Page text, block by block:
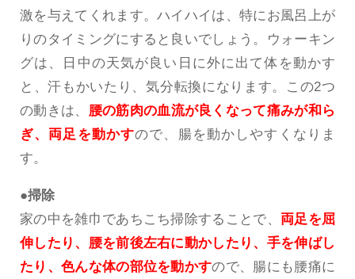
激を与えてくれます。ハイハイは、特にお風呂上が
りのタイミングにすると良いでしょう。ウォーキン
グは、日中の天気が良い日に外に出て体を動かす
と、汗もかいたり、気分転換になります。この2つ
の動きは、 腰の筋肉の血流が良くなって痛みが和ら
ぎ、両足を動かすので、腸を動かしやすくなりま
す。
●掃除
家の中を雑巾であちこち掃除することで、 両足を屈
伸したり、腰を前後左右に動かしたり、手を伸ばし
たり、色んな体の部位を動かすので、腸にも腰痛に